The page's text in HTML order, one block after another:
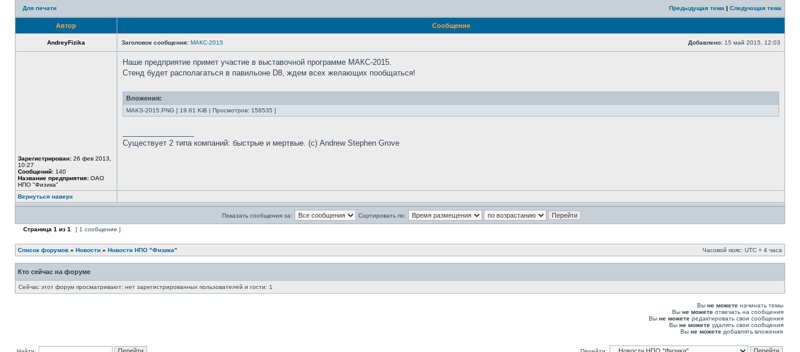
Для печати Предыдущая тема | Следующая тема
Автор Сообщение
AndreyFizika Заголовок сообщения: МАКС-2015 Добавлено: 15 май 2015, 12:03
Зарегистрирован: 26 фев 2013,
10:27
Сообщений: 140
Название предприятия: ОАО
НПО "Физика"
Наше предприятие примет участие в выставочной программе МАКС-2015.
Стенд будет располагаться в павильоне D8, ждем всех желающих пообщаться!
Вложения:
MAKS-2015.PNG [ 19.61 KiB | Просмотров: 158535 ]
Существует 2 типа компаний: быстрые и мертвые. (с) Andrew Stephen Grove
Вернуться наверх
Показать сообщения за: Сортировать по:
Страница 1 из 1 [ 1 сообщение ]
Список форумов » Новости » Новости НПО "Физика" Часовой пояс: UTC + 4 часа
Кто сейчас на форуме
Сейчас этот форум просматривают: нет зарегистрированных пользователей и гости: 1
Вы не можете начинать темы
Вы не можете отвечать на сообщения
Вы не можете редактировать свои сообщения
Вы не можете удалять свои сообщения
Вы не можете добавлять вложения